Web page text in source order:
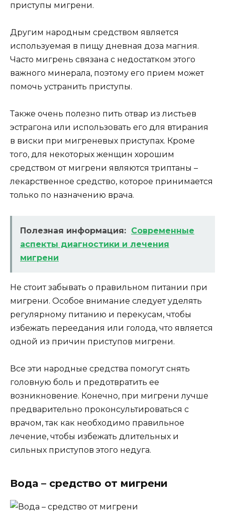
приступы мигрени.
Другим народным средством является
используемая в пищу дневная доза магния.
Часто мигрень связана с недостатком этого
важного минерала, поэтому его прием может
помочь устранить приступы.
Также очень полезно пить отвар из листьев
эстрагона или использовать его для втирания
в виски при мигреневых приступах. Кроме
того, для некоторых женщин хорошим
средством от мигрени являются триптаны –
лекарственное средство, которое принимается
только по назначению врача.
Полезная информация: Современные
аспекты диагностики и лечения
мигрени
Не стоит забывать о правильном питании при
мигрени. Особое внимание следует уделять
регулярному питанию и перекусам, чтобы
избежать переедания или голода, что является
одной из причин приступов мигрени.
Все эти народные средства помогут снять
головную боль и предотвратить ее
возникновение. Конечно, при мигрени лучше
предварительно проконсультироваться с
врачом, так как необходимо правильное
лечение, чтобы избежать длительных и
сильных приступов этого недуга.
Вода – средство от мигрени